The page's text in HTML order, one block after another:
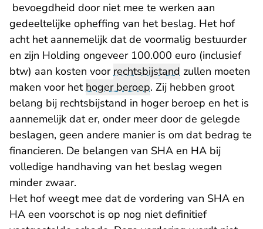
bevoegdheid door niet mee te werken aan
gedeeltelijke opheffing van het beslag. Het hof
acht het aannemelijk dat de voormalig bestuurder
en zijn Holding ongeveer 100.000 euro (inclusief
btw) aan kosten voorrechtsbijstand zullen moeten
maken voor hethoger beroep. Zij hebben groot
belang bij rechtsbijstand in hoger beroep en het is
aannemelijk dat er, onder meer door de gelegde
beslagen, geen andere manier is om dat bedrag te
financieren. De belangen van SHA en HA bij
volledige handhaving van het beslag wegen
minder zwaar.
Het hof weegt mee dat de vordering van SHA en
HA een voorschot is op nog niet definitief